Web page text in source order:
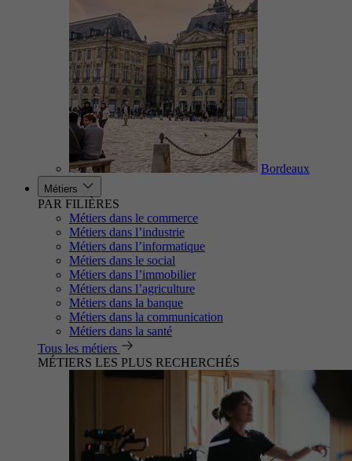
Bordeaux
Métiers
PAR FILIÈRES
Métiers dans le commerce
Métiers dans l’industrie
Métiers dans l’informatique
Métiers dans le social
Métiers dans l’immobilier
Métiers dans l’agriculture
Métiers dans la banque
Métiers dans la communication
Métiers dans la santé
Tous les métiers
MÉTIERS LES PLUS RECHERCHÉS